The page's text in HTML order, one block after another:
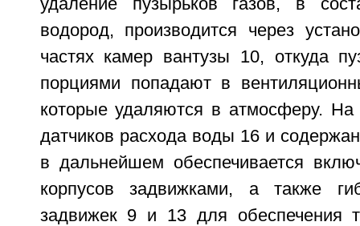
удаление пузырьков газов, в
водород, производится через
частях камер вантузы 10, откуда
порциями попадают в
которые удаляются в атмосферу. На
датчиков расхода воды 16 и
в дальнейшем обеспечивается
корпусов задвижками, а также
задвижек 9 и 13 для обеспечения